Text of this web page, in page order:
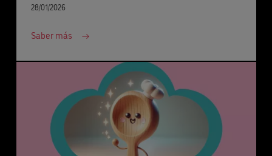
28/01/2026
Saber más